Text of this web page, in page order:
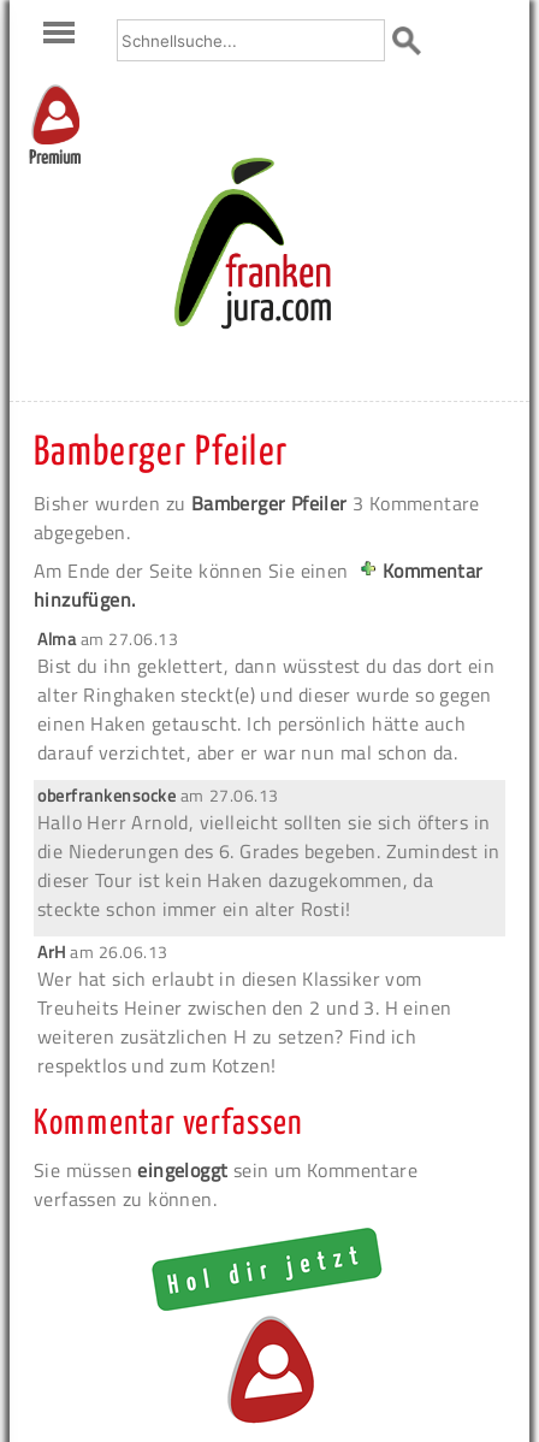
Premium
Bamberger Pfeiler
Bisher wurden zu Bamberger Pfeiler 3 Kommentare
abgegeben.
Am Ende der Seite können Sie einen
Kommentar
hinzufügen.
Almaam 27.06.13
Bist du ihn geklettert, dann wüsstest du das dort ein
alter Ringhaken steckt(e) und dieser wurde so gegen
einen Haken getauscht. Ich persönlich hätte auch
darauf verzichtet, aber er war nun mal schon da.
oberfrankensockeam 27.06.13
Hallo Herr Arnold, vielleicht sollten sie sich öfters in
die Niederungen des 6. Grades begeben. Zumindest in
dieser Tour ist kein Haken dazugekommen, da
steckte schon immer ein alter Rosti!
ArHam 26.06.13
Wer hat sich erlaubt in diesen Klassiker vom
Treuheits Heiner zwischen den 2 und 3. H einen
weiteren zusätzlichen H zu setzen? Find ich
respektlos und zum Kotzen!
Kommentar verfassen
Sie müsseneingeloggt sein um Kommentare
verfassen zu können.